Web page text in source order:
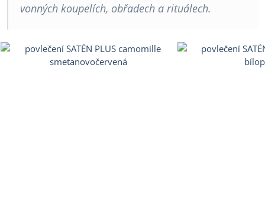
vonných koupelích, obřadech a rituálech.